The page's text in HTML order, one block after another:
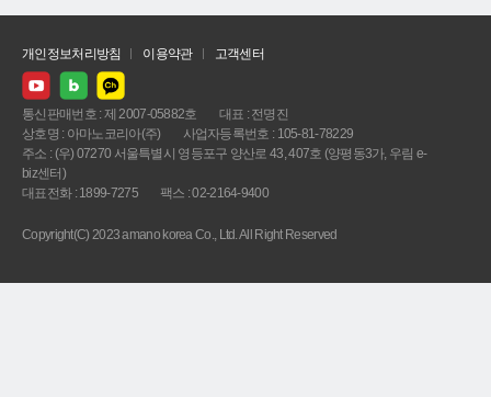
개인정보처리방침 이용약관 고객센터
통신판매번호 : 제 2007-05882호
대표 : 전명진
상호명 : 아마노코리아(주)
사업자등록번호 : 105-81-78229
주소 : (우) 07270 서울특별시 영등포구 양산로 43, 407호 (양평동3가, 우림 e-
biz센터)
대표전화 : 1899-7275
팩스 : 02-2164-9400
Copyright(C) 2023 amano korea Co., Ltd. All Right Reserved